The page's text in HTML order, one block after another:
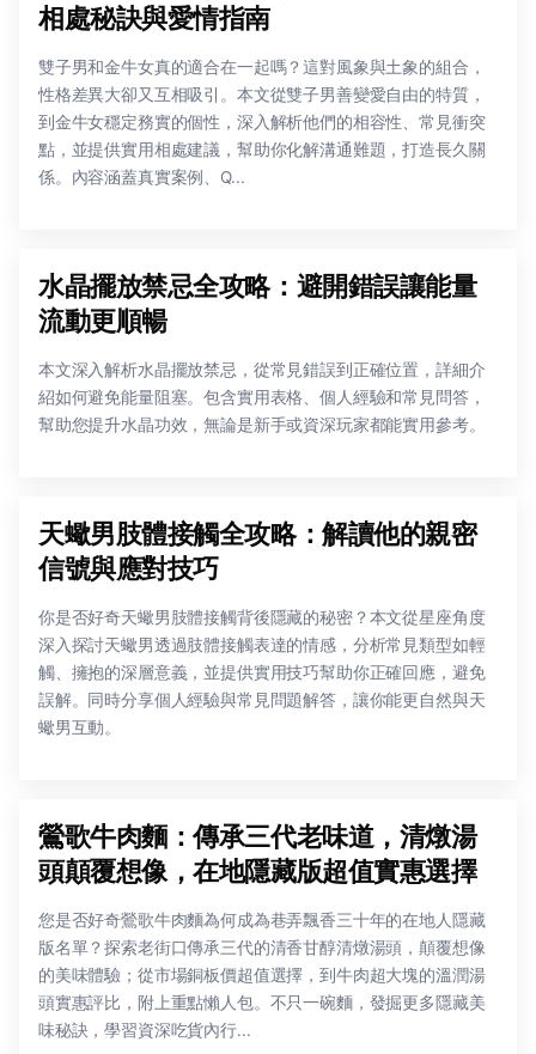
相處秘訣與愛情指南
雙子男和金牛女真的適合在一起嗎？這對風象與土象的組合，
性格差異大卻又互相吸引。本文從雙子男善變愛自由的特質，
到金牛女穩定務實的個性，深入解析他們的相容性、常見衝突
點，並提供實用相處建議，幫助你化解溝通難題，打造長久關
係。內容涵蓋真實案例、Q...
水晶擺放禁忌全攻略：避開錯誤讓能量
流動更順暢
本文深入解析水晶擺放禁忌，從常見錯誤到正確位置，詳細介
紹如何避免能量阻塞。包含實用表格、個人經驗和常見問答，
幫助您提升水晶功效，無論是新手或資深玩家都能實用參考。
天蠍男肢體接觸全攻略：解讀他的親密
信號與應對技巧
你是否好奇天蠍男肢體接觸背後隱藏的秘密？本文從星座角度
深入探討天蠍男透過肢體接觸表達的情感，分析常見類型如輕
觸、擁抱的深層意義，並提供實用技巧幫助你正確回應，避免
誤解。同時分享個人經驗與常見問題解答，讓你能更自然與天
蠍男互動。
鶯歌牛肉麵：傳承三代老味道，清燉湯
頭顛覆想像，在地隱藏版超值實惠選擇
您是否好奇鶯歌牛肉麵為何成為巷弄飄香三十年的在地人隱藏
版名單？探索老街口傳承三代的清香甘醇清燉湯頭，顛覆想像
的美味體驗；從市場銅板價超值選擇，到牛肉超大塊的溫潤湯
頭實惠評比，附上重點懶人包。不只一碗麵，發掘更多隱藏美
味秘訣，學習資深吃貨內行...